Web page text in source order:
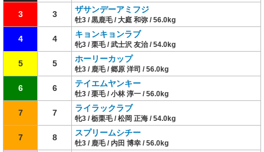
3 3 ザサンデーアミフジ
牡3 / 黒鹿毛 / 大庭 和弥 / 56.0kg
4 4 キョンキョンラブ
牝3 / 栗毛 / 武士沢 友治 / 54.0kg
5 5 ホーリーカップ
牡3 / 鹿毛 / 郷原 洋司 / 56.0kg
6 6 テイエムヤンキー
牡3 / 栗毛 / 小林 淳一 / 56.0kg
7 7 ライラックラブ
牝3 / 栃栗毛 / 松岡 正海 / 54.0kg
7 8 スプリームシチー
牡3 / 鹿毛 / 内田 博幸 / 56.0kg